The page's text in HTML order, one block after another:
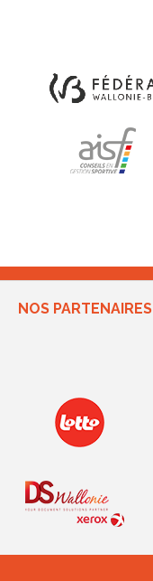
NOS PARTENAIRES